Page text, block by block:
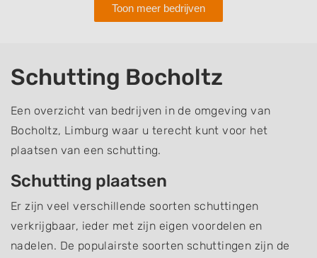
Toon meer bedrijven
Schutting Bocholtz
Een overzicht van bedrijven in de omgeving van
Bocholtz, Limburg waar u terecht kunt voor het
plaatsen van een schutting.
Schutting plaatsen
Er zijn veel verschillende soorten schuttingen
verkrijgbaar, ieder met zijn eigen voordelen en
nadelen. De populairste soorten schuttingen zijn de